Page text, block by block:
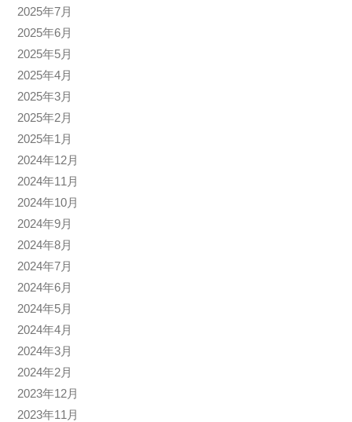
2025年7月
2025年6月
2025年5月
2025年4月
2025年3月
2025年2月
2025年1月
2024年12月
2024年11月
2024年10月
2024年9月
2024年8月
2024年7月
2024年6月
2024年5月
2024年4月
2024年3月
2024年2月
2023年12月
2023年11月